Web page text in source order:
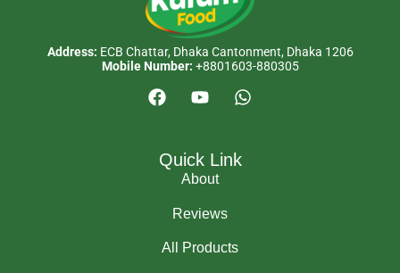
Address: ECB Chattar, Dhaka Cantonment, Dhaka 1206
Mobile Number: +8801603-880305
Quick Link
About
Reviews
All Products